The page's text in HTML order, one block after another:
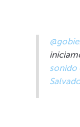
sonido